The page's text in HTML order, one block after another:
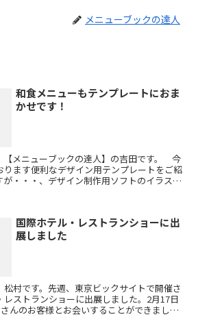
メニューブックの達人
和食メニューもテンプレートにおま
かせです！
【メニューブックの達人】の吉田です。 今
ります便利なデザイン用テンプレートをご紹
・・・、デザイン制作用ソフトのイラスト
国際ホテル・レストランショーに出
展しました
松村です。先週、東京ビックサイトで開催さ
ストランショーに出展しました。2月17日
んのお客様とお会いすることができまし